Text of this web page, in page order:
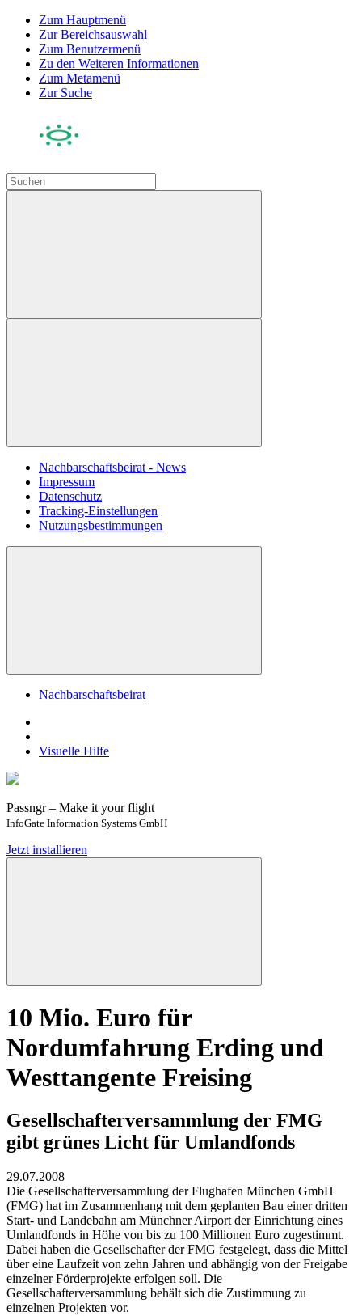
Zum Hauptmenü
Zur Bereichsauswahl
Zum Benutzermenü
Zu den Weiteren Informationen
Zum Metamenü
Zur Suche
Nachbarschaftsbeirat - News
Impressum
Datenschutz
Tracking-Einstellungen
Nutzungsbestimmungen
Nachbarschaftsbeirat
Visuelle Hilfe
Passngr – Make it your flight
InfoGate Information Systems GmbH
Jetzt installieren
10 Mio. Euro für
Nordumfahrung Erding und
Westtangente Freising
Gesellschafterversammlung der FMG
gibt grünes Licht für Umlandfonds
29.07.2008
Die Gesellschafterversammlung der Flughafen München GmbH
(FMG) hat im Zusammenhang mit dem geplanten Bau einer dritten
Start- und Landebahn am Münchner Airport der Einrichtung eines
Umlandfonds in Höhe von bis zu 100 Millionen Euro zugestimmt.
Dabei haben die Gesellschafter der FMG festgelegt, dass die Mittel
über eine Laufzeit von zehn Jahren und abhängig von der Freigabe
einzelner Förderprojekte erfolgen soll. Die
Gesellschafterversammlung behält sich die Zustimmung zu
einzelnen Projekten vor.